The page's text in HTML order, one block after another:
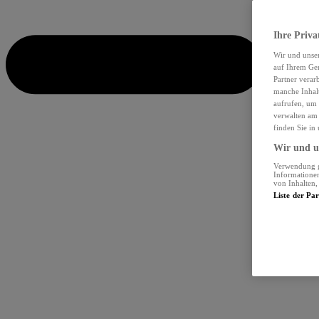
Ihre
Wir und
auf Ihrem
Partner
manche
aufrufen, um
verwalten
finden Sie in
Wir und
Verwendung
von Inhalten,
Liste der